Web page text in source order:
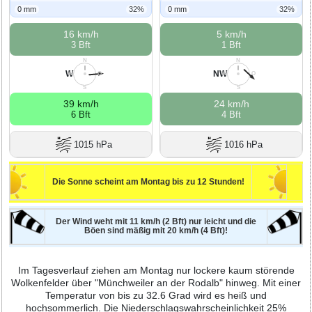
0 mm 32%
16 km/h
3 Bft
N
O
S
W
W
39 km/h
6 Bft
1015 hPa
0 mm 32%
5 km/h
1 Bft
N
O
S
W
NW
24 km/h
4 Bft
1016 hPa
Die Sonne scheint am Montag bis zu 12 Stunden!
Der Wind weht mit 11 km/h (2 Bft) nur leicht und die
Böen sind mäßig mit 20 km/h (4 Bft)!
Im Tagesverlauf ziehen am Montag nur lockere kaum störende
Wolkenfelder über "Münchweiler an der Rodalb" hinweg. Mit einer
Temperatur von bis zu 32.6 Grad wird es heiß und
hochsommerlich. Die Niederschlagswahrscheinlichkeit 25%